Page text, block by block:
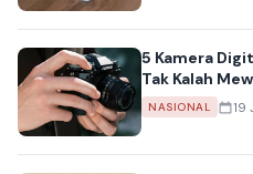
5 Kamera
Tak Kalah
NASIONAL 19